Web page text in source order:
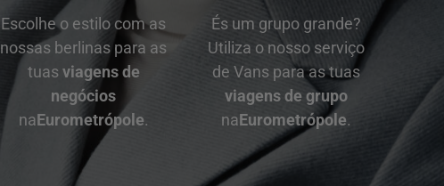
Escolhe o estilo com as
nossas berlinas para as
tuas viagens de
negócios
naEurometrópole.
És um grupo grande?
Utiliza o nosso serviço
de Vans para as tuas
viagens de grupo
naEurometrópole.